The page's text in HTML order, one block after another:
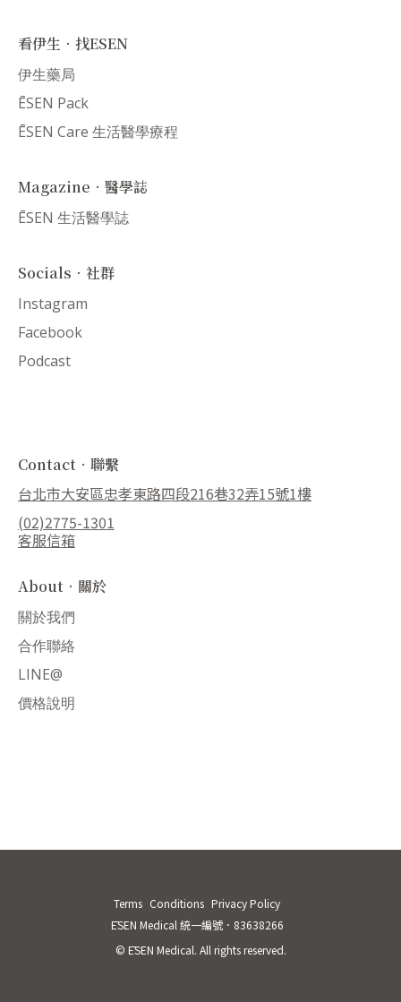
看伊生．找ESEN
伊生藥局
ĒSEN Pack
ĒSEN Care 生活醫學療程
Magazine．醫學誌
ĒSEN 生活醫學誌
Socials．社群
Instagram
Facebook
Podcast
Contact．聯繫
台北市大安區忠孝東路四段216巷32弄15號1樓
(02)2775-1301
客服信箱
About．關於
關於我們
合作聯絡
LINE@
價格說明
Terms Conditions Privacy Policy
ĒSEN Medical 統一編號．83638266
© ĒSEN Medical. All rights reserved.